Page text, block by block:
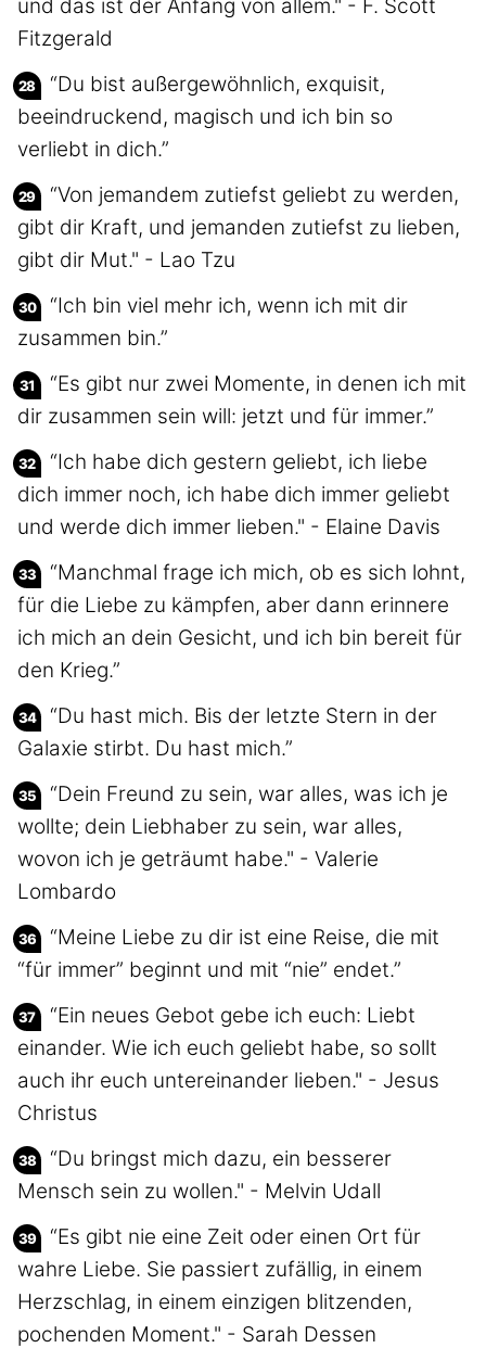
und das ist der Anfang von allem." - F. Scott
Fitzgerald
“Du bist außergewöhnlich, exquisit,
beeindruckend, magisch und ich bin so
verliebt in dich.”
“Von jemandem zutiefst geliebt zu werden,
gibt dir Kraft, und jemanden zutiefst zu lieben,
gibt dir Mut." - Lao Tzu
“Ich bin viel mehr ich, wenn ich mit dir
zusammen bin.”
“Es gibt nur zwei Momente, in denen ich mit
dir zusammen sein will: jetzt und für immer.”
“Ich habe dich gestern geliebt, ich liebe
dich immer noch, ich habe dich immer geliebt
und werde dich immer lieben." - Elaine Davis
“Manchmal frage ich mich, ob es sich lohnt,
für die Liebe zu kämpfen, aber dann erinnere
ich mich an dein Gesicht, und ich bin bereit für
den Krieg.”
“Du hast mich. Bis der letzte Stern in der
Galaxie stirbt. Du hast mich.”
“Dein Freund zu sein, war alles, was ich je
wollte; dein Liebhaber zu sein, war alles,
wovon ich je geträumt habe." - Valerie
Lombardo
“Meine Liebe zu dir ist eine Reise, die mit
“für immer” beginnt und mit “nie” endet.”
“Ein neues Gebot gebe ich euch: Liebt
einander. Wie ich euch geliebt habe, so sollt
auch ihr euch untereinander lieben." - Jesus
Christus
“Du bringst mich dazu, ein besserer
Mensch sein zu wollen." - Melvin Udall
“Es gibt nie eine Zeit oder einen Ort für
wahre Liebe. Sie passiert zufällig, in einem
Herzschlag, in einem einzigen blitzenden,
pochenden Moment." - Sarah Dessen